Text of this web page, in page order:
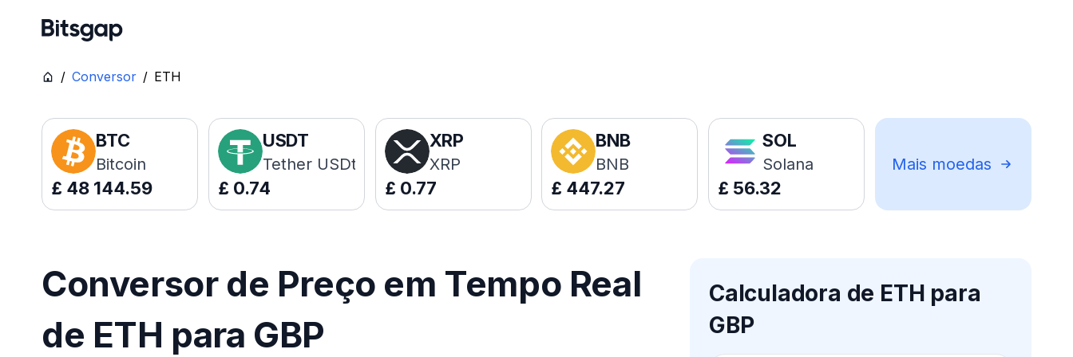
/ Conversor / ETH
BTC
Bitcoin
£ 48 144.59
USDT
Tether USDt
£ 0.74
XRP
XRP
£ 0.77
BNB
BNB
£ 447.27
SOL
Solana
£ 56.32
Mais moedas
Conversor de Preço em Tempo Real
de ETH para GBP
Calculadora de ETH para
GBP